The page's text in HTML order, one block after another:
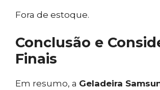
Fora de estoque.
Conclusão e
Finais
Em resumo, a Geladeira